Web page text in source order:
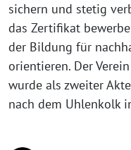
sichern und stetig
das Zertifikat
der Bildung für
orientieren. Der
wurde als zweiter
nach dem Uhlenkolk